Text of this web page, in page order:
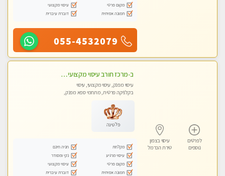
מקום פרטי
עיסוי מקצועי
תמונה אמיתית
דוברת עיברית
055-4532079
לפרטים
נוספים
עיסוי בצפון
טירת הכרמל
ב-מרכז חורב עיסוי מקצועי מפנק גוף לגוף עיסוי קלאסי ועוד...מקום פרטי מעסה מקצועית צעירה ואיכותית
עיסוי מפנק, עיסוי מקצועי, עיסוי
בקלניקה פרטית, מתחמי ספא מפנק,
פלטינה
מקלחת
חניה חינם
עיסוי מרגיע
נקי ומסודר
מקום פרטי
עיסוי מקצועי
תמונה אמיתית
דוברת עיברית